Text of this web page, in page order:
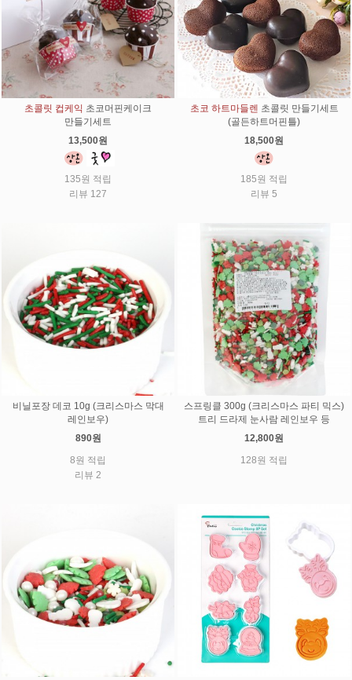
초콜릿 컵케익 초코머핀케이크
만들기세트
13,500원
135원 적립
리뷰 127
초코 하트마들렌 초콜릿 만들기세트
(골든하트머핀틀)
18,500원
185원 적립
리뷰 5
비닐포장 데코 10g (크리스마스 막대
레인보우)
890원
8원 적립
리뷰 2
스프링클 300g (크리스마스 파티 믹스)
트리 드라제 눈사람 레인보우 등
12,800원
128원 적립